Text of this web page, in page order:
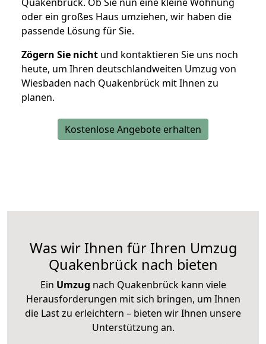
oder ein großes Haus umziehen, wir haben die
passende Lösung für Sie.
Zögern Sie nicht und kontaktieren Sie uns noch
heute, um Ihren deutschlandweiten Umzug von
Wiesbaden nach Quakenbrück mit Ihnen zu
planen.
Kostenlose Angebote erhalten
Was wir Ihnen für Ihren Umzug
Quakenbrück nach bieten
Ein Umzug nach Quakenbrück kann viele
Herausforderungen mit sich bringen, um Ihnen
die Last zu erleichtern – bieten wir Ihnen unsere
Unterstützung an.